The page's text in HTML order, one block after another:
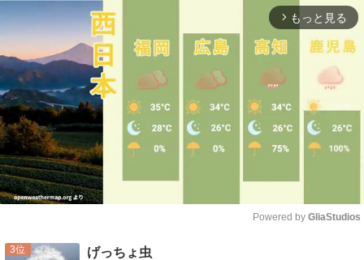
arrow_forward_ios もっと見る
Powered by GliaStudios
3 げっちょ虫